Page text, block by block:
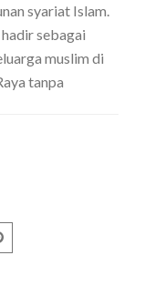
syariat Islam.
sebagai
muslim di
tanpa